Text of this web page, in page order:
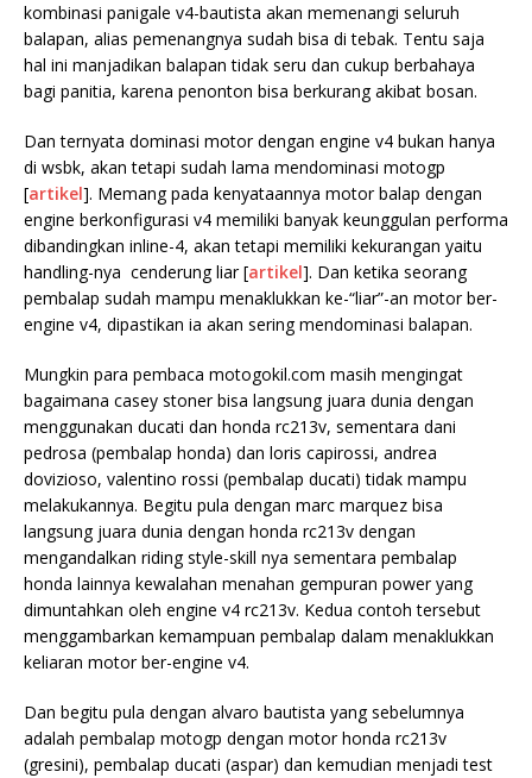
kombinasi panigale v4-bautista akan memenangi seluruh
balapan, alias pemenangnya sudah bisa di tebak. Tentu saja
hal ini manjadikan balapan tidak seru dan cukup berbahaya
bagi panitia, karena penonton bisa berkurang akibat bosan.
Dan ternyata dominasi motor dengan engine v4 bukan hanya
di wsbk, akan tetapi sudah lama mendominasi motogp
[artikel]. Memang pada kenyataannya motor balap dengan
engine berkonfigurasi v4 memiliki banyak keunggulan performa
dibandingkan inline-4, akan tetapi memiliki kekurangan yaitu
handling-nya cenderung liar [artikel]. Dan ketika seorang
pembalap sudah mampu menaklukkan ke-“liar”-an motor ber-
engine v4, dipastikan ia akan sering mendominasi balapan.
Mungkin para pembaca motogokil.com masih mengingat
bagaimana casey stoner bisa langsung juara dunia dengan
menggunakan ducati dan honda rc213v, sementara dani
pedrosa (pembalap honda) dan loris capirossi, andrea
dovizioso, valentino rossi (pembalap ducati) tidak mampu
melakukannya. Begitu pula dengan marc marquez bisa
langsung juara dunia dengan honda rc213v dengan
mengandalkan riding style-skill nya sementara pembalap
honda lainnya kewalahan menahan gempuran power yang
dimuntahkan oleh engine v4 rc213v. Kedua contoh tersebut
menggambarkan kemampuan pembalap dalam menaklukkan
keliaran motor ber-engine v4.
Dan begitu pula dengan alvaro bautista yang sebelumnya
adalah pembalap motogp dengan motor honda rc213v
(gresini), pembalap ducati (aspar) dan kemudian menjadi test